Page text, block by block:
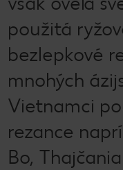
použitá
bezlepkové
mnohých
Vietnamci
rezance
Bo,